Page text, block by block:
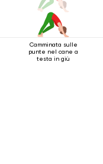
Camminata sulle
punte nel cane a
testa in giù